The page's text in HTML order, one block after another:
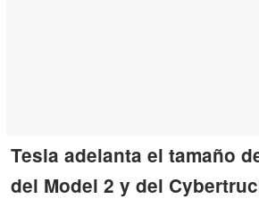
Tesla adelanta el tamaño
del Model 2 y del